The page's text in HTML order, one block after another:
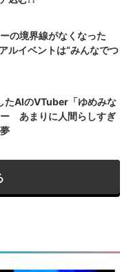
の境界線がなくなった
ルイベントは“みんなでつ
たAIのVTuber「ゆめみな
あまりに人間らしすぎ